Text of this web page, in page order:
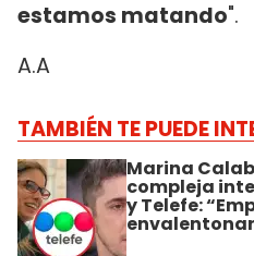
estamos matando".
A.A
TAMBIÉN TE PUEDE
Marina
compleja
y Telefe: